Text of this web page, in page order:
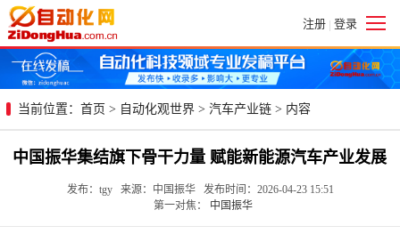
注册 | 登录
当前位置： 首页 > 自动化观世界 > 汽车产业链 > 内容
中国振华集结旗下骨干力量 赋能新能源汽车产业发展
发布：tgy 来源：中国振华 发布时间：2026-04-23 15:51
第一对焦：
中国振华